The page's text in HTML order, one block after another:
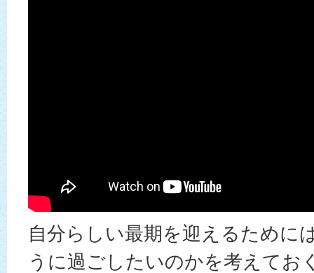
自分らしい最期を迎えるために
うに過ごしたいのかを考えてお